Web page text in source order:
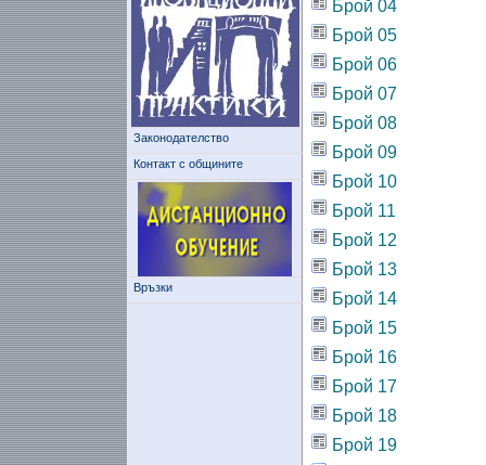
Законодателство
Контакт с общините
Връзки
Брой 04
Брой 05
Брой 06
Брой 07
Брой 08
Брой 09
Брой 10
Брой 11
Брой 12
Брой 13
Брой 14
Брой 15
Брой 16
Брой 17
Брой 18
Брой 19